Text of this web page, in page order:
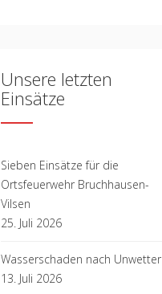
Unsere letzten
Einsätze
Sieben Einsätze für die
Ortsfeuerwehr Bruchhausen-
Vilsen
25. Juli 2026
Wasserschaden nach Unwetter
13. Juli 2026